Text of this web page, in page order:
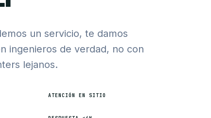
un servicio, te damos
ingenieros de verdad, no con
lejanos.
ATENCIÓN EN SITIO